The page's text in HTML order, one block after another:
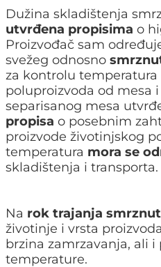
Dužina skladištenja
utvrđena propisima o
Proizvođač sam
svežeg odnosno
za kontrolu
poluproizvoda od mesa
separisanog mesa
propisa o posebnim
proizvode životinjskog
temperatura mora se
skladištenja i transporta.
Na rok trajanja
životinje i vrsta
brzina zamrzavanja, ali
temperature.